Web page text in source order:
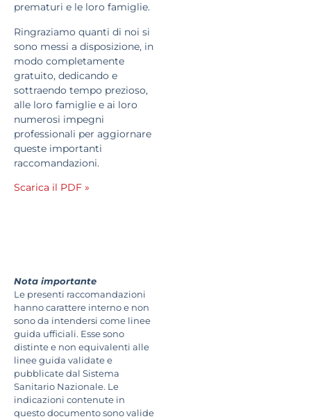
prematuri e le loro famiglie.
Ringraziamo quanti di noi si
sono messi a disposizione, in
modo completamente
gratuito, dedicando e
sottraendo tempo prezioso,
alle loro famiglie e ai loro
numerosi impegni
professionali per aggiornare
queste importanti
raccomandazioni.
Scarica il PDF »
Nota importante
Le presenti raccomandazioni
hanno carattere interno e non
sono da intendersi come linee
guida ufficiali. Esse sono
distinte e non equivalenti alle
linee guida validate e
pubblicate dal Sistema
Sanitario Nazionale. Le
indicazioni contenute in
questo documento sono valide